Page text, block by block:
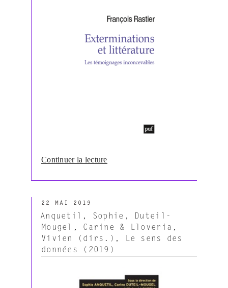
(2019) »
Continuer la lecturede
François,
littérature
(2019) »
PUBLIÉ
LE
22 MAI 2019
Anquetil, Sophie, Duteil-
Mougel, Carine & Lloveria,
Vivien (dirs.), Le sens des
données (2019)